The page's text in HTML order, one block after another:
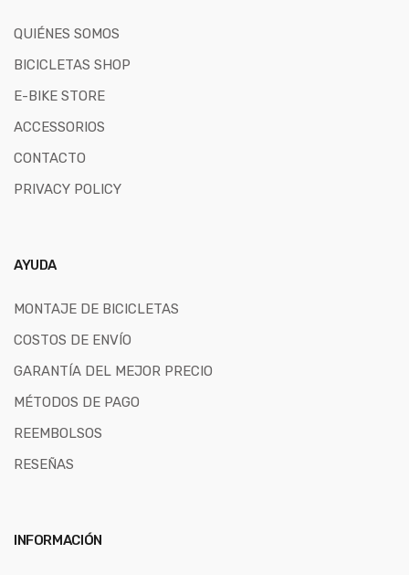
QUIÉNES SOMOS
BICICLETAS SHOP
E-BIKE STORE
ACCESSORIOS
CONTACTO
PRIVACY POLICY
AYUDA
MONTAJE DE BICICLETAS
COSTOS DE ENVÍO
GARANTÍA DEL MEJOR PRECIO
MÉTODOS DE PAGO
REEMBOLSOS
RESEÑAS
INFORMACIÓN